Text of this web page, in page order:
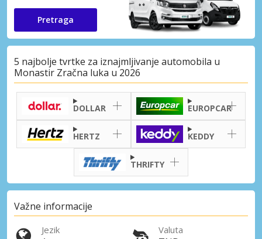
Pretraga
5 najbolje tvrtke za iznajmljivanje automobila u
Monastir Zračna luka u 2026
DOLLAR EUROPCAR
HERTZ KEDDY
THRIFTY
Važne informacije
Jezik Valuta